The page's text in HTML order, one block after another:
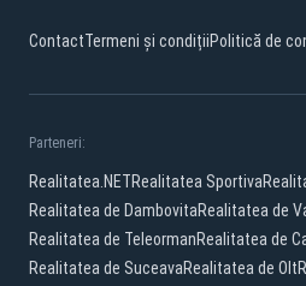
ContactTermeni și condițiiPolitică de
Parteneri:
Realitatea.NETRealitatea Sportiva
Realitatea de DambovitaRealitatea de
Realitatea de TeleormanRealitatea de
Realitatea de SuceavaRealitatea de Olt